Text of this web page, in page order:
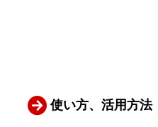
使い方、活用方法